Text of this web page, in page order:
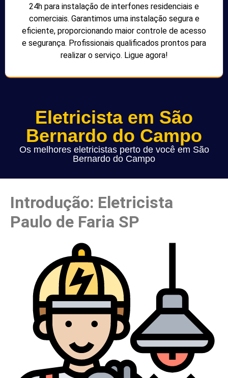
24h para instalação de interfones residenciais e
comerciais. Garantimos uma instalação segura e
eficiente, proporcionando maior controle de acesso
e segurança. Profissionais qualificados prontos para
realizar o serviço. Ligue agora!
Eletricista em São
Bernardo do Campo
Os melhores eletricistas perto de você em São
Bernardo do Campo
Introdução: Eletricista
Paulo de Faria SP